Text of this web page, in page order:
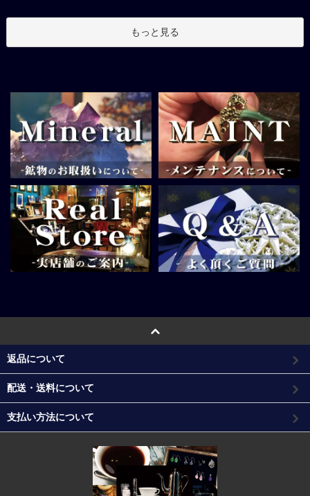
もっと見る
返品について
配送・送料について
支払い方法について